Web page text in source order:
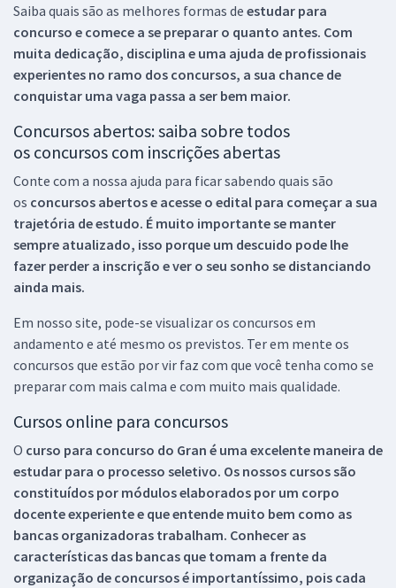
Saiba quais são as melhores formas de estudar para
concurso e comece a se preparar o quanto antes. Com
muita dedicação, disciplina e uma ajuda de profissionais
experientes no ramo dos concursos, a sua chance de
conquistar uma vaga passa a ser bem maior.
Concursos abertos: saiba sobre todos
os concursos com inscrições abertas
Conte com a nossa ajuda para ficar sabendo quais são
os concursos abertos e acesse o edital para começar a sua
trajetória de estudo. É muito importante se manter
sempre atualizado, isso porque um descuido pode lhe
fazer perder a inscrição e ver o seu sonho se distanciando
ainda mais.
Em nosso site, pode-se visualizar os concursos em
andamento e até mesmo os previstos. Ter em mente os
concursos que estão por vir faz com que você tenha como se
preparar com mais calma e com muito mais qualidade.
Cursos online para concursos
O curso para concurso do Gran é uma excelente maneira de
estudar para o processo seletivo. Os nossos cursos são
constituídos por módulos elaborados por um corpo
docente experiente e que entende muito bem como as
bancas organizadoras trabalham. Conhecer as
características das bancas que tomam a frente da
organização de concursos é importantíssimo, pois cada